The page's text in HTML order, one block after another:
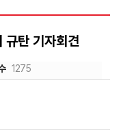
규탄 기자회견
1275
5